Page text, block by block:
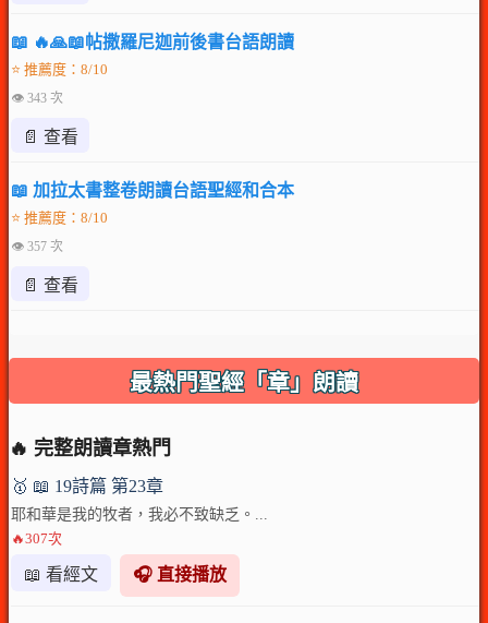
📖 🔥🙏📖帖撒羅尼迦前後書台語朗讀
⭐ 推薦度：8/10
👁 343 次
📄 查看
📖 加拉太書整卷朗讀台語聖經和合本
⭐ 推薦度：8/10
👁 357 次
📄 查看
最熱門聖經「章」朗讀
🔥 完整朗讀章熱門
🥇 📖 19詩篇 第23章
耶和華是我的牧者，我必不致缺乏。...
🔥307次
📖 看經文 🎧 直接播放